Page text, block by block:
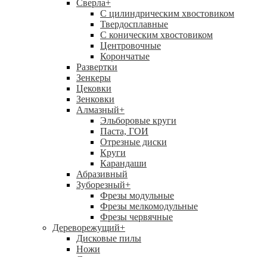
Сверла+
С цилиндрическим хвостовиком
Твердосплавные
С коническим хвостовиком
Центровочные
Корончатые
Развертки
Зенкеры
Цековки
Зенковки
Алмазный+
Эльборовые круги
Паста, ГОИ
Отрезные диски
Круги
Карандаши
Абразивный
Зуборезный+
Фрезы модульные
Фрезы мелкомодульные
Фрезы червячные
Дереворежущий+
Дисковые пилы
Ножи